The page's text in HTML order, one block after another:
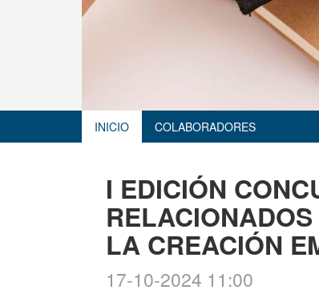
INICIO COLABORADORES
I EDICIÓN
LA CREACIÓN
17-10-2024 11:00